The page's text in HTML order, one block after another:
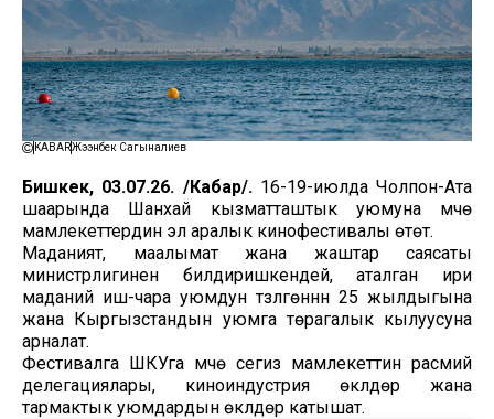
KABARЖээнбек Сагыналиев
Бишкек, 03.07.26. /Кабар/. 16-19-июлда Чолпон-Ата
шаарында Шанхай кызматташтык уюмуна мүчө
мамлекеттердин эл аралык кинофестивалы өтөт.
Маданият, маалымат жана жаштар саясаты
министрлигинен билдиришкендей, аталган ири
маданий иш-чара уюмдун түзүлгөнүнүн 25 жылдыгына
жана Кыргызстандын уюмга төрагалык кылуусуна
арналат.
Фестивалга ШКУга мүчө сегиз мамлекеттин расмий
делегациялары, киноиндустрия өкүлдөрү жана
тармактык уюмдардын өкүлдөрү катышат.